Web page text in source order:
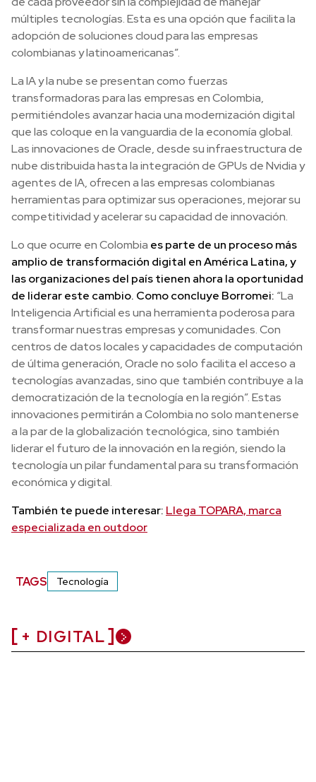
múltiples tecnologías. Esta es una opción que facilita la
adopción de soluciones cloud para las empresas
colombianas y latinoamericanas”.
La IA y la nube se presentan como fuerzas
transformadoras para las empresas en Colombia,
permitiéndoles avanzar hacia una modernización digital
que las coloque en la vanguardia de la economía global.
Las innovaciones de Oracle, desde su infraestructura de
nube distribuida hasta la integración de GPUs de Nvidia y
agentes de IA, ofrecen a las empresas colombianas
herramientas para optimizar sus operaciones, mejorar su
competitividad y acelerar su capacidad de innovación.
Lo que ocurre en Colombia es parte de un proceso más
amplio de transformación digital en América Latina, y
las organizaciones del país tienen ahora la oportunidad
de liderar este cambio. Como concluye Borromei: “La
Inteligencia Artificial es una herramienta poderosa para
transformar nuestras empresas y comunidades. Con
centros de datos locales y capacidades de computación
de última generación, Oracle no solo facilita el acceso a
tecnologías avanzadas, sino que también contribuye a la
democratización de la tecnología en la región”. Estas
innovaciones permitirán a Colombia no solo mantenerse
a la par de la globalización tecnológica, sino también
liderar el futuro de la innovación en la región, siendo la
tecnología un pilar fundamental para su transformación
económica y digital.
También te puede interesar: Llega TOPARA, marca
especializada en outdoor
TAGS Tecnología
+ DIGITAL